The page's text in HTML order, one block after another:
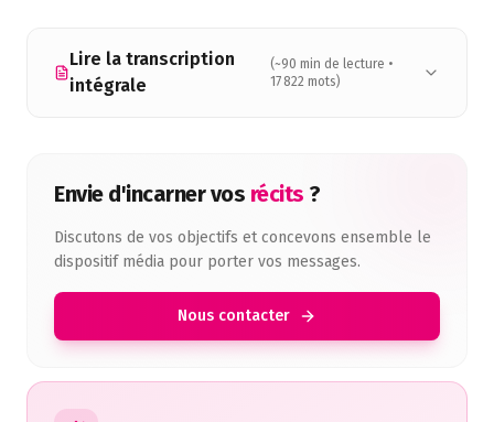
Lire la transcription
intégrale
(~90 min de lecture •
17 822 mots)
Envie d'incarner vos récits ?
Discutons de vos objectifs et concevons ensemble le
dispositif média pour porter vos messages.
Nous contacter